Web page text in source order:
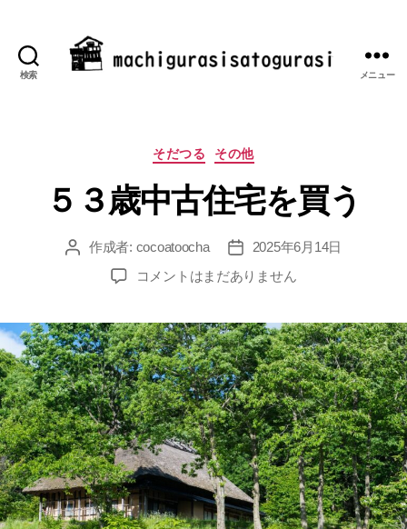
検索 メニュー
カ
ゴ
リ
そだつる その他
５３歳中古住宅を買う
投 作成者: cocoatoocha
投
稿
日
2025年6月14日
５
中
古
住
宅
を
買
う
へ
の
コメントはまだありません